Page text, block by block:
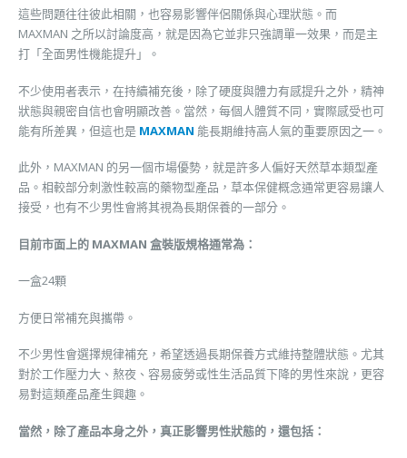
這些問題往往彼此相關，也容易影響伴侶關係與心理狀態。而
MAXMAN 之所以討論度高，就是因為它並非只強調單一效果，而是主
打「全面男性機能提升」。
不少使用者表示，在持續補充後，除了硬度與體力有感提升之外，精神
狀態與親密自信也會明顯改善。當然，每個人體質不同，實際感受也可
能有所差異，但這也是 MAXMAN 能長期維持高人氣的重要原因之一。
此外，MAXMAN 的另一個市場優勢，就是許多人偏好天然草本類型產
品。相較部分刺激性較高的藥物型產品，草本保健概念通常更容易讓人
接受，也有不少男性會將其視為長期保養的一部分。
目前市面上的 MAXMAN 盒裝版規格通常為：
一盒24顆
方便日常補充與攜帶。
不少男性會選擇規律補充，希望透過長期保養方式維持整體狀態。尤其
對於工作壓力大、熬夜、容易疲勞或性生活品質下降的男性來說，更容
易對這類產品產生興趣。
當然，除了產品本身之外，真正影響男性狀態的，還包括：